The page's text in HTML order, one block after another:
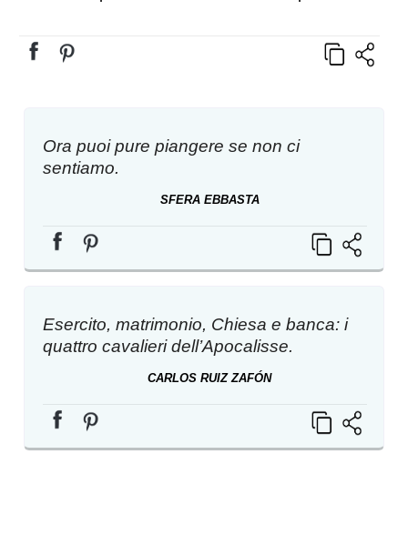
Ora puoi pure piangere se non ci
sentiamo.
SFERA EBBASTA
Esercito, matrimonio, Chiesa e banca: i
quattro cavalieri dell’Apocalisse.
CARLOS RUIZ ZAFÓN